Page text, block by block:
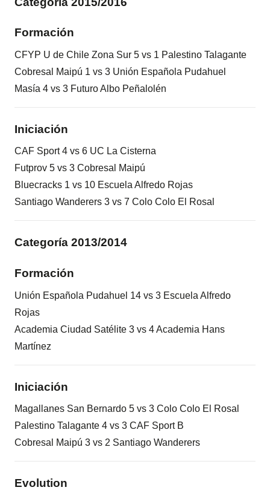
Formación
CFYP U de Chile Zona Sur 5 vs 1 Palestino Talagante
Cobresal Maipú 1 vs 3 Unión Española Pudahuel
Masía 4 vs 3 Futuro Albo Peñalolén
Iniciación
CAF Sport 4 vs 6 UC La Cisterna
Futprov 5 vs 3 Cobresal Maipú
Bluecracks 1 vs 10 Escuela Alfredo Rojas
Santiago Wanderers 3 vs 7 Colo Colo El Rosal
Categoría 2013/2014
Formación
Unión Española Pudahuel 14 vs 3 Escuela Alfredo
Rojas
Academia Ciudad Satélite 3 vs 4 Academia Hans
Martínez
Iniciación
Magallanes San Bernardo 5 vs 3 Colo Colo El Rosal
Palestino Talagante 4 vs 3 CAF Sport B
Cobresal Maipú 3 vs 2 Santiago Wanderers
Evolution